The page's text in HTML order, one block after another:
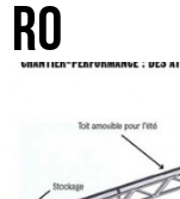
R0